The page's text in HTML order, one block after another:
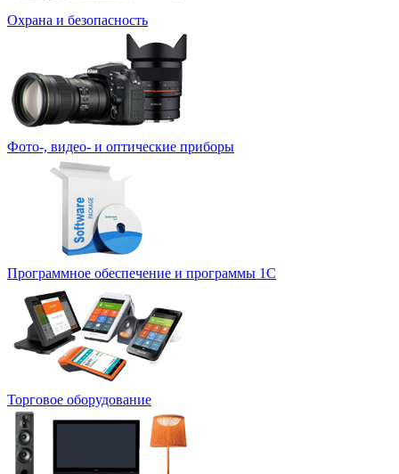
Охрана и безопасность
Фото-, видео- и оптические приборы
Программное обеспечение и программы 1С
Торговое оборудование